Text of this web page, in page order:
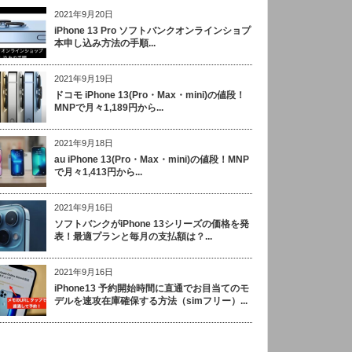
2021年9月20日
iPhone 13 Pro ソフトバンクオンラインショプ
本申し込み方法の手順...
2021年9月19日
ドコモ iPhone 13(Pro・Max・mini)の値段！
MNPで月々1,189円から...
2021年9月18日
au iPhone 13(Pro・Max・mini)の値段！MNP
で月々1,413円から...
2021年9月16日
ソフトバンクがiPhone 13シリーズの価格を発
表！最適プランと毎月の支払額は？...
2021年9月16日
iPhone13 予約開始時間に直通でお目当てのモ
デルを速攻在庫確保する方法（simフリー）...